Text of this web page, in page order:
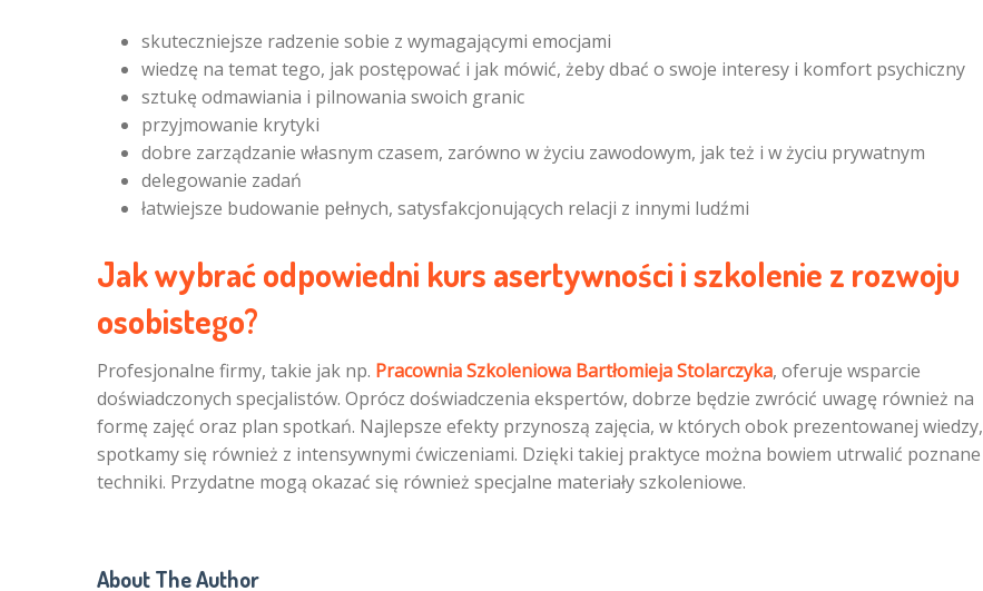
skuteczniejsze radzenie sobie z wymagającymi emocjami
wiedzę na temat tego, jak postępować i jak mówić, żeby dbać o swoje interesy i komfort psychiczny
sztukę odmawiania i pilnowania swoich granic
przyjmowanie krytyki
dobre zarządzanie własnym czasem, zarówno w życiu zawodowym, jak też i w życiu prywatnym
delegowanie zadań
łatwiejsze budowanie pełnych, satysfakcjonujących relacji z innymi ludźmi
Jak wybrać odpowiedni kurs asertywności i szkolenie z rozwoju
osobistego?
Profesjonalne firmy, takie jak np. Pracownia Szkoleniowa Bartłomieja Stolarczyka, oferuje wsparcie
doświadczonych specjalistów. Oprócz doświadczenia ekspertów, dobrze będzie zwrócić uwagę również na
formę zajęć oraz plan spotkań. Najlepsze efekty przynoszą zajęcia, w których obok prezentowanej wiedzy,
spotkamy się również z intensywnymi ćwiczeniami. Dzięki takiej praktyce można bowiem utrwalić poznane
techniki. Przydatne mogą okazać się również specjalne materiały szkoleniowe.
About The Author